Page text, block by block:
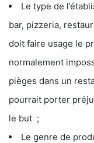
Le type de
bar, pizzeria,
doit faire usage le
normalement
pièges dans un
pourrait porter
le but ;
Le genre de